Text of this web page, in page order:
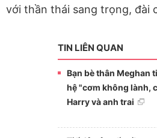
với thần thái sang trọng, đài
TIN LIÊN QUAN
Bạn bè thân Meghan
hệ "cơm không lành,
Harry và anh trai